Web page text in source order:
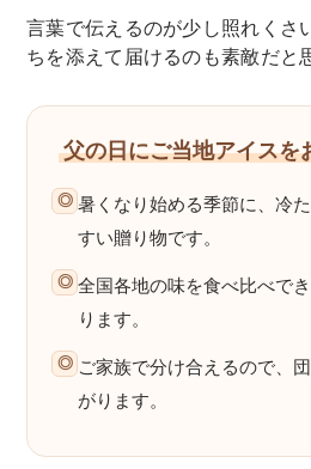
言葉で伝えるのが少し照れくさ
ちを添えて届けるのも素敵だと
父の日にご当地アイスを
◎ 暑くなり始める季節に、冷
すい贈り物です。
◎ 全国各地の味を食べ比べで
ります。
◎ ご家族で分け合えるので、
がります。